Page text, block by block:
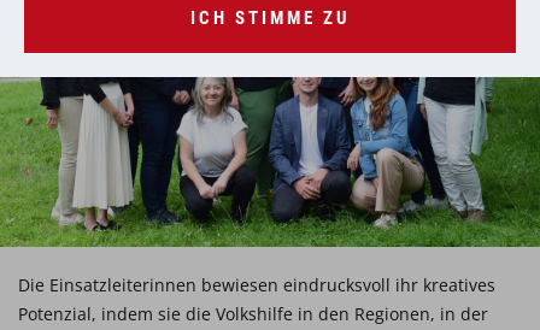
Die Einsatzleiterinnen bewiesen eindrucksvoll ihr kreatives
Potenzial, indem sie die Volkshilfe in den Regionen, in der
ICH STIMME ZU